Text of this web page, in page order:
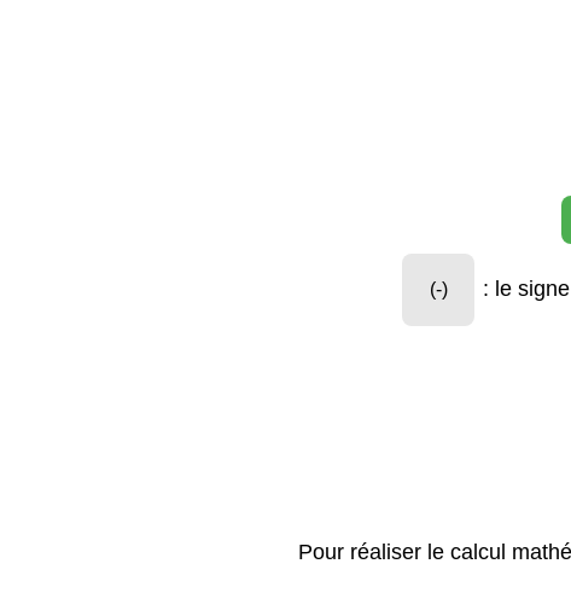
(-) : le
Pour réaliser le calcul